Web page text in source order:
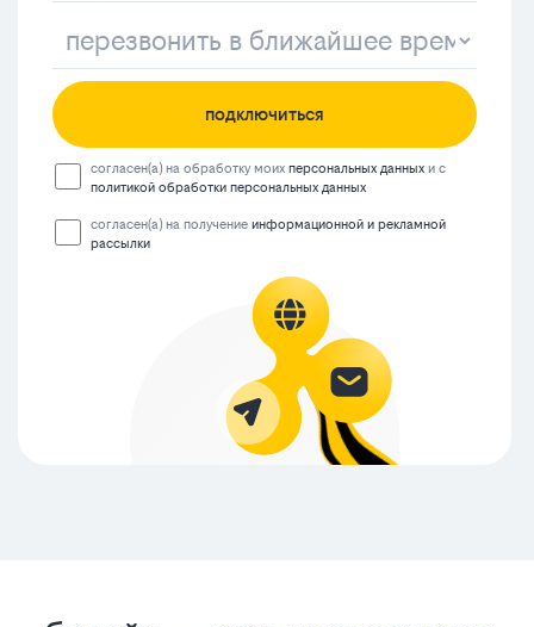
подключиться
согласен(а) на обработку моихперсональных данных и с
политикой обработки персональных данных
согласен(а) на получениеинформационной и рекламной
рассылки